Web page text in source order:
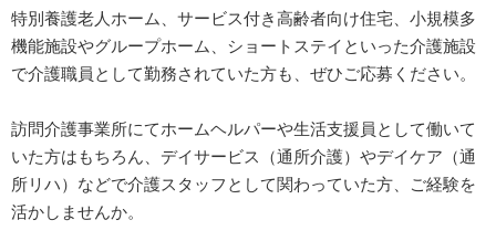
特別養護老人ホーム、サービス付き高齢者向け住宅、小規模多
機能施設やグループホーム、ショートステイといった介護施設
で介護職員として勤務されていた方も、ぜひご応募ください。
訪問介護事業所にてホームヘルパーや生活支援員として働いて
いた方はもちろん、デイサービス（通所介護）やデイケア（通
所リハ）などで介護スタッフとして関わっていた方、ご経験を
活かしませんか。